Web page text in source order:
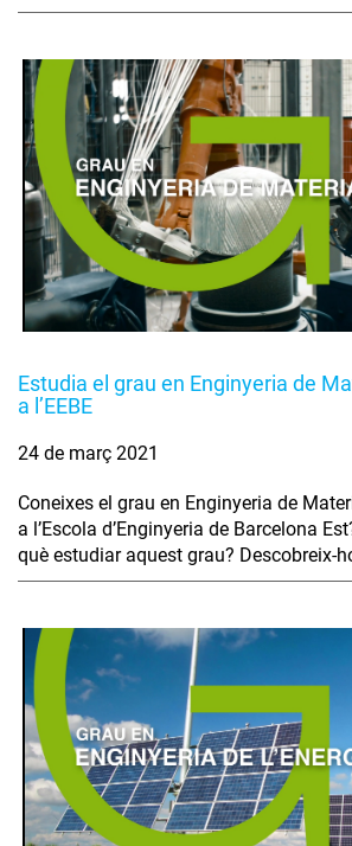
Estudia el grau en Enginyeria de
a l’EEBE
24 de març 2021
Coneixes el grau en Enginyeria de
a l’Escola d’Enginyeria de Barcelona
què estudiar aquest grau? Descobreix-